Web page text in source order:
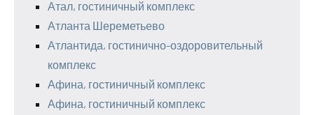
Атал, гостиничный комплекс
Атланта Шереметьево
Атлантида, гостинично-оздоровительный
комплекс
Афина, гостиничный комплекс
Афина, гостиничный комплекс